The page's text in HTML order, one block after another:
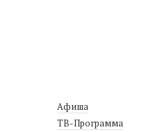
Афиша
ТВ-Программа